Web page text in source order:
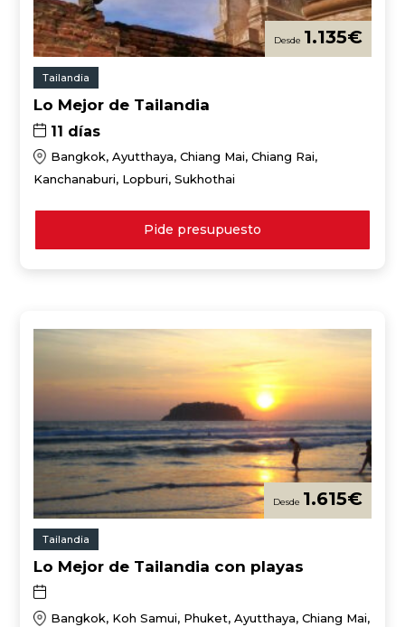
1.135€
Tailandia
Lo Mejor de Tailandia
11 días
Bangkok, Ayutthaya, Chiang Mai, Chiang Rai,
Kanchanaburi, Lopburi, Sukhothai
Pide presupuesto
1.615€
Tailandia
Lo Mejor de Tailandia con playas
Bangkok, Koh Samui, Phuket, Ayutthaya, Chiang Mai,